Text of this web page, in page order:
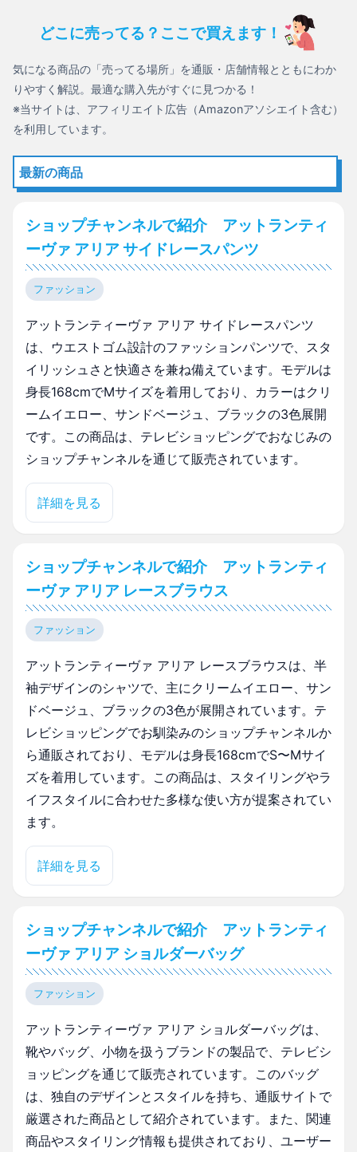
どこに売ってる？ここで買えます！
気になる商品の「売ってる場所」を通販・店舗情報とともにわか
りやすく解説。最適な購入先がすぐに見つかる！
※当サイトは、アフィリエイト広告（Amazonアソシエイト含む）
を利用しています。
最新の商品
ショップチャンネルで紹介 アットランティ
ーヴァ アリア サイドレースパンツ
ファッション
アットランティーヴァ アリア サイドレースパンツ
は、ウエストゴム設計のファッションパンツで、スタ
イリッシュさと快適さを兼ね備えています。モデルは
身長168cmでMサイズを着用しており、カラーはクリ
ームイエロー、サンドベージュ、ブラックの3色展開
です。この商品は、テレビショッピングでおなじみの
ショップチャンネルを通じて販売されています。
詳細を見る
ショップチャンネルで紹介 アットランティ
ーヴァ アリア レースブラウス
ファッション
アットランティーヴァ アリア レースブラウスは、半
袖デザインのシャツで、主にクリームイエロー、サン
ドベージュ、ブラックの3色が展開されています。テ
レビショッピングでお馴染みのショップチャンネルか
ら通販されており、モデルは身長168cmでS〜Mサイ
ズを着用しています。この商品は、スタイリングやラ
イフスタイルに合わせた多様な使い方が提案されてい
ます。
詳細を見る
ショップチャンネルで紹介 アットランティ
ーヴァ アリア ショルダーバッグ
ファッション
アットランティーヴァ アリア ショルダーバッグは、
靴やバッグ、小物を扱うブランドの製品で、テレビシ
ョッピングを通じて販売されています。このバッグ
は、独自のデザインとスタイルを持ち、通販サイトで
厳選された商品として紹介されています。また、関連
商品やスタイリング情報も提供されており、ユーザー